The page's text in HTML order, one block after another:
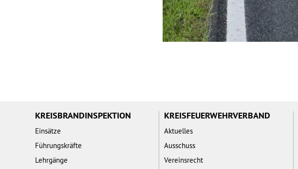
KREISBRANDINSPEKTION
Einsätze
Führungskräfte
Lehrgänge
KREISFEUERWEHRVERBAND
Aktuelles
Ausschuss
Vereinsrecht